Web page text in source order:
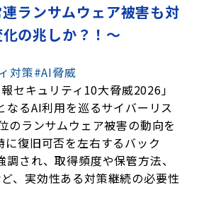
ランサムウェア被害も対
の兆しか？！～
対策#AI脅威
セキュリティ10大脅威2026」
なるAI利用を巡るサイバーリス
のランサムウェア被害の動向を
に復旧可否を左右するバック
され、取得頻度や保管方法、
、実効性ある対策継続の必要性